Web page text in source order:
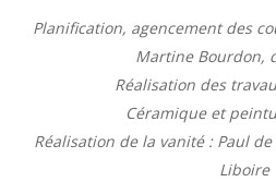
Planification, agencement des
Martine Bourdon,
Réalisation des
Céramique et
Réalisation de la vanité : Paul de
Liboire